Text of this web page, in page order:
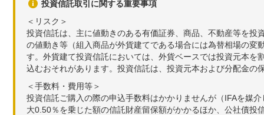
投資信託取引に関する重要事項
＜リスク＞
投資信託は、主に値動きのある有価証券、商品、不動産等を
の値動き等（組入商品が外貨建てである場合には為替相場の
す。外貨建て投資信託においては、外貨ベースでは投資元本
込むおそれがあります。投資信託は、投資元本および分配金の
＜手数料・費用等＞
投資信託ご購入の際の申込手数料はかかりませんが（IFAを媒
大0.50％を乗じた額の信託財産留保額がかかるほか、公社債